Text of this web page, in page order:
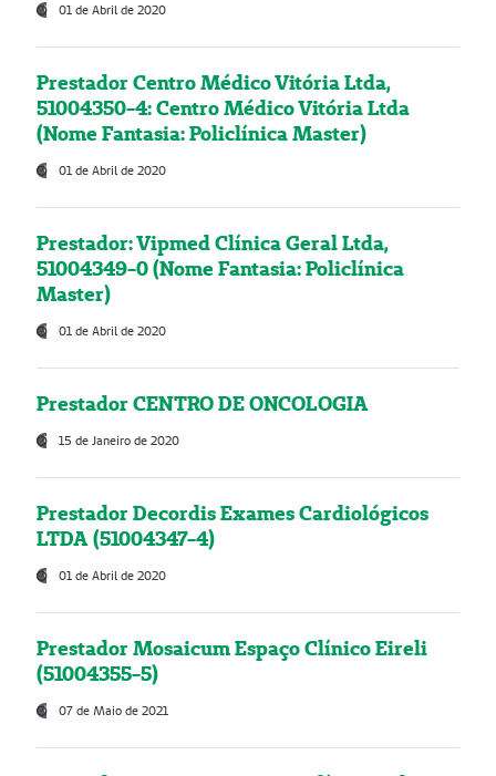
01 de Abril de 2020
Prestador Centro Médico Vitória Ltda,
51004350-4: Centro Médico Vitória Ltda
(Nome Fantasia: Policlínica Master)
01 de Abril de 2020
Prestador: Vipmed Clínica Geral Ltda,
51004349-0 (Nome Fantasia: Policlínica
Master)
01 de Abril de 2020
Prestador CENTRO DE ONCOLOGIA
15 de Janeiro de 2020
Prestador Decordis Exames Cardiológicos
LTDA (51004347-4)
01 de Abril de 2020
Prestador Mosaicum Espaço Clínico Eireli
(51004355-5)
07 de Maio de 2021